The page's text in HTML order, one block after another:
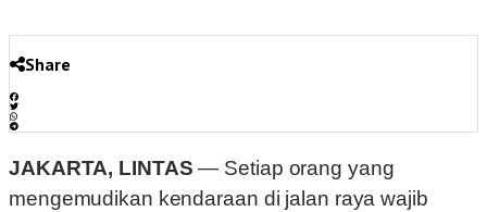
Share
JAKARTA, LINTAS— Setiap orang yang
mengemudikan kendaraan di jalan raya wajib